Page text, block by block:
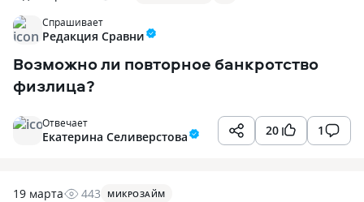
Спрашивает
Редакция Сравни
Возможно ли повторное банкротство
физлица?
20 1
Отвечает
Екатерина Селиверстова
19 марта 443 МИКРОЗАЙМ